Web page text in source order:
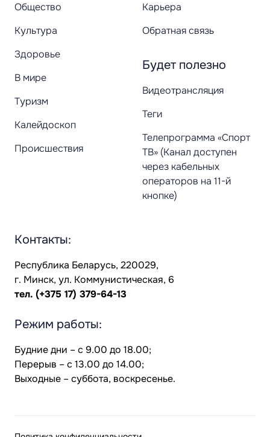
Общество
Культура
Здоровье
В мире
Туризм
Калейдоскоп
Происшествия
Карьера
Обратная связь
Будет полезно
Видеотрансляция
Теги
Телепрограмма «Спорт
ТВ» (Канал доступен
через кабельных
операторов на 11-й
кнопке)
Контакты:
Республика Беларусь, 220029,
г. Минск, ул. Коммунистическая, 6
тел. (+375 17) 379-64-13
Режим работы:
Будние дни – с 9.00 до 18.00;
Перерыв – с 13.00 до 14.00;
Выходные – суббота, воскресенье.